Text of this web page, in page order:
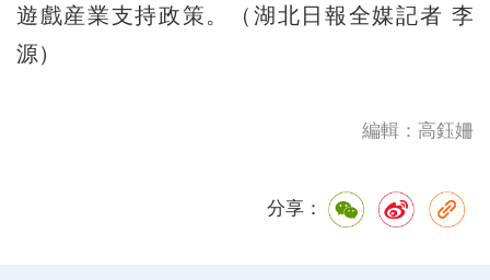
遊戲産業支持政策。（湖北日報全媒記者 李
源）
編輯：高鈺姍
分享：